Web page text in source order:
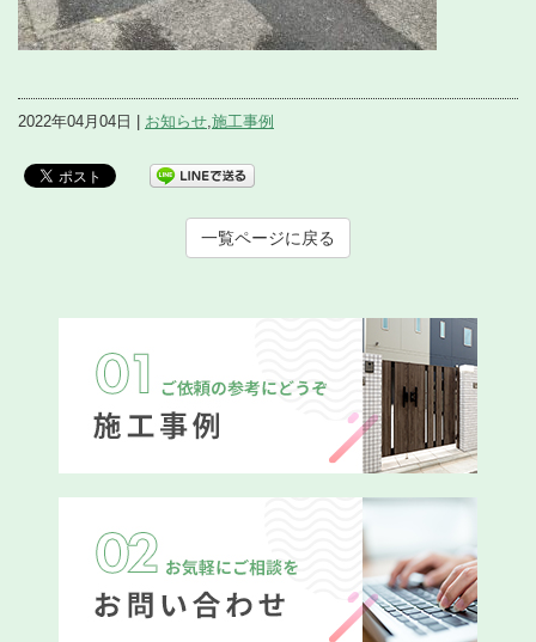
2022年04月04日 | お知らせ,施工事例
一覧ページに戻る